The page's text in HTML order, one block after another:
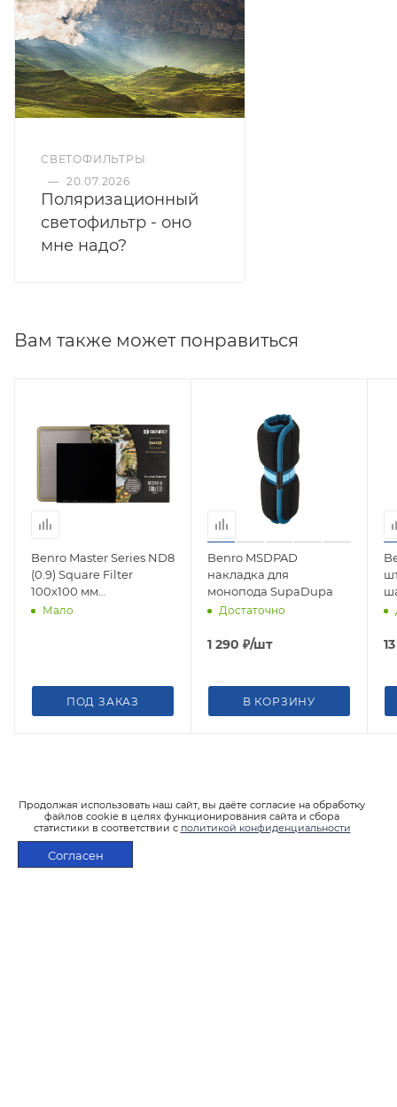
Продолжая использовать наш сайт, вы даёте согласие на обработку
файлов cookie в целях функционирования сайта и сбора
статистики в соответствии с политикой конфиденциальности
Согласен
СВЕТОФИЛЬТРЫ
— 20.07.2026
Поляризационный
светофильтр - оно
мне надо?
Вам также может понравиться
Benro Master Series ND8
(0.9) Square Filter
100х100 мм
светофильтр
Мало
ПОД ЗАКАЗ
Benro MSDPAD
накладка для
монопода SupaDupa
Достаточно
1 290 ₽/шт
В КОРЗИНУ
ПОДПИСАТЬСЯ НА РАССЫЛКУ